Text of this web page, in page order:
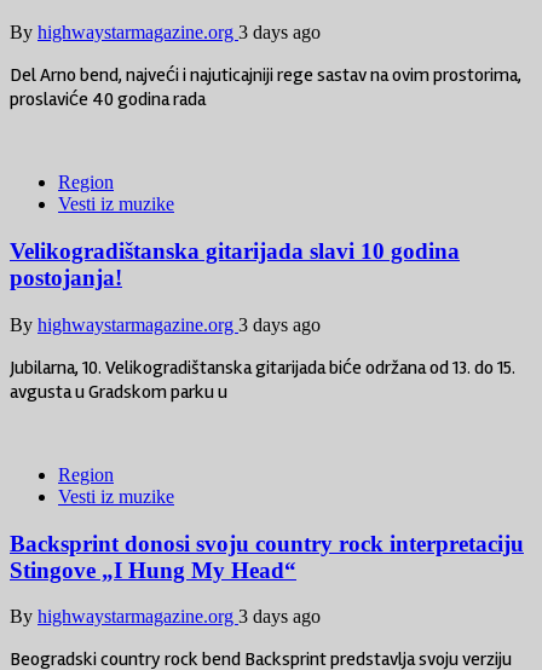
By highwaystarmagazine.org 3 days ago
Del Arno bend, najveći i najuticajniji rege sastav na ovim prostorima,
proslaviće 40 godina rada
Region
Vesti iz muzike
Velikogradištanska gitarijada slavi 10 godina
postojanja!
By highwaystarmagazine.org 3 days ago
Jubilarna, 10. Velikogradištanska gitarijada biće održana od 13. do 15.
avgusta u Gradskom parku u
Region
Vesti iz muzike
Backsprint donosi svoju country rock interpretaciju
Stingove „I Hung My Head“
By highwaystarmagazine.org 3 days ago
Beogradski country rock bend Backsprint predstavlja svoju verziju